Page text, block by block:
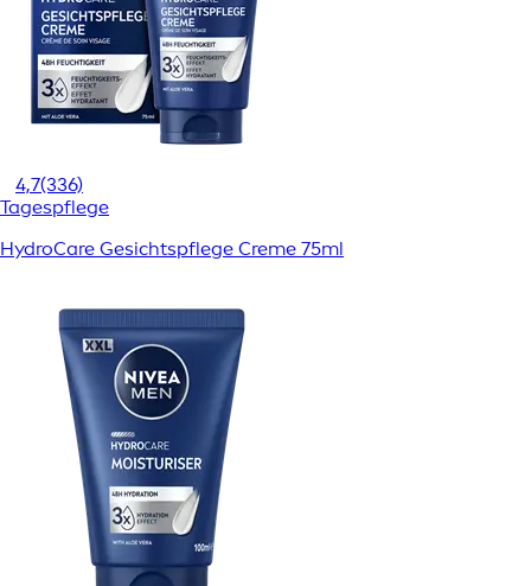
4,7(336)
Tagespflege
HydroCare Gesichtspflege Creme 75ml